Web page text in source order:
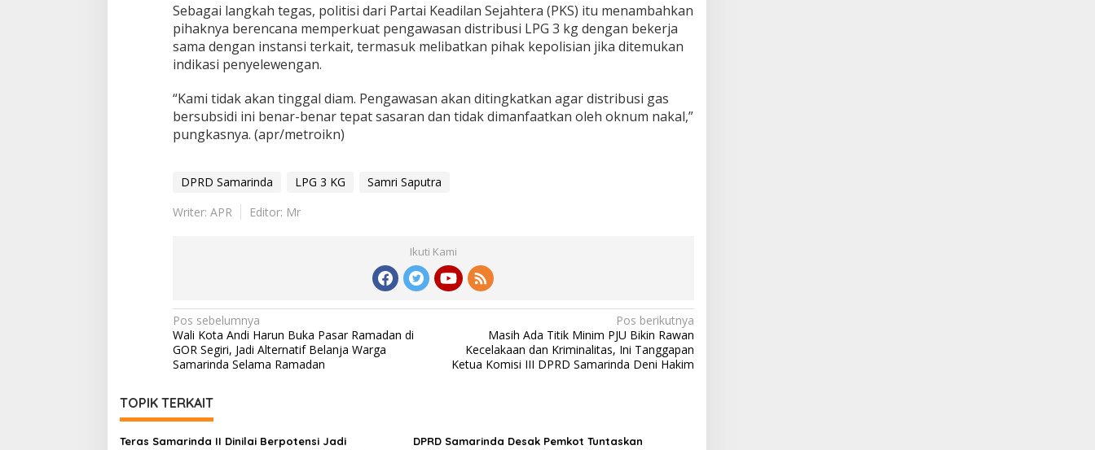
Sebagai langkah tegas, politisi dari Partai Keadilan Sejahtera (PKS) itu menambahkan
pihaknya berencana memperkuat pengawasan distribusi LPG 3 kg dengan bekerja
sama dengan instansi terkait, termasuk melibatkan pihak kepolisian jika ditemukan
indikasi penyelewengan.
“Kami tidak akan tinggal diam. Pengawasan akan ditingkatkan agar distribusi gas
bersubsidi ini benar-benar tepat sasaran dan tidak dimanfaatkan oleh oknum nakal,”
pungkasnya. (apr/metroikn)
DPRD Samarinda LPG 3 KG
Samri Saputra
Writer: APR
Editor: Mr
Ikuti Kami
Navigasi
pos
Pos sebelumnya
Wali Kota Andi Harun Buka Pasar Ramadan di
GOR Segiri, Jadi Alternatif Belanja Warga
Samarinda Selama Ramadan
Pos berikutnya
Masih Ada Titik Minim PJU Bikin Rawan
Kecelakaan dan Kriminalitas, Ini Tanggapan
Ketua Komisi III DPRD Samarinda Deni Hakim
TOPIK TERKAIT
Teras Samarinda II Dinilai Berpotensi Jadi
DPRD Samarinda Desak Pemkot Tuntaskan